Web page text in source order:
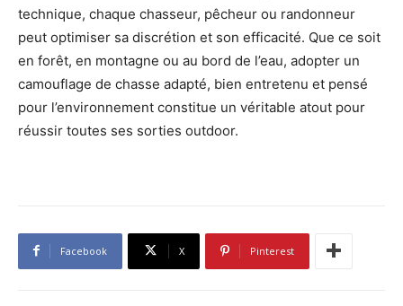
technique, chaque chasseur, pêcheur ou randonneur
peut optimiser sa discrétion et son efficacité. Que ce soit
en forêt, en montagne ou au bord de l’eau, adopter un
camouflage de chasse adapté, bien entretenu et pensé
pour l’environnement constitue un véritable atout pour
réussir toutes ses sorties outdoor.
Facebook X Pinterest